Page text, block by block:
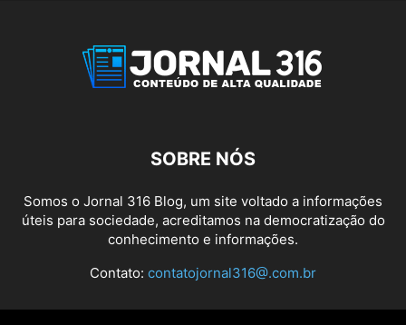
SOBRE NÓS
Somos o Jornal 316 Blog, um site voltado a informações
úteis para sociedade, acreditamos na democratização do
conhecimento e informações.
Contato: contatojornal316@.com.br